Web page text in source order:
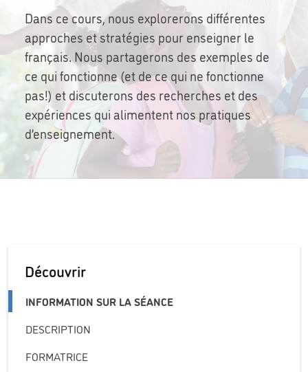
Dans ce cours, nous explorerons différentes
approches et stratégies pour enseigner le
français. Nous partagerons des exemples de
ce qui fonctionne (et de ce qui ne fonctionne
pas!) et discuterons des recherches et des
expériences qui alimentent nos pratiques
d’enseignement.
Découvrir
INFORMATION SUR LA SÉANCE
DESCRIPTION
FORMATRICE